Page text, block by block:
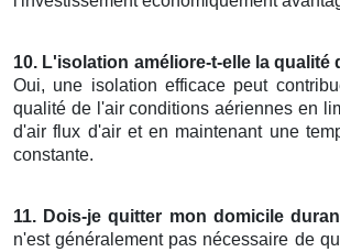
10. L'isolation améliore-t-elle la qualité
Oui, une isolation efficace peut
qualité de l'air conditions aériennes en
d'air flux d'air et en maintenant une
constante.
11. Dois-je quitter mon domicile
n'est généralement pas nécessaire de